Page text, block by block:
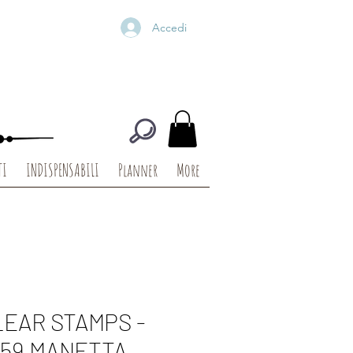
Accedi
INDISPENSABILI Planner More
STAMPS -